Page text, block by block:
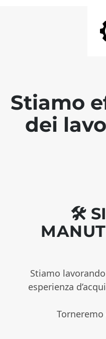
Stiamo
dei
🛠
Stiamo
esperienza